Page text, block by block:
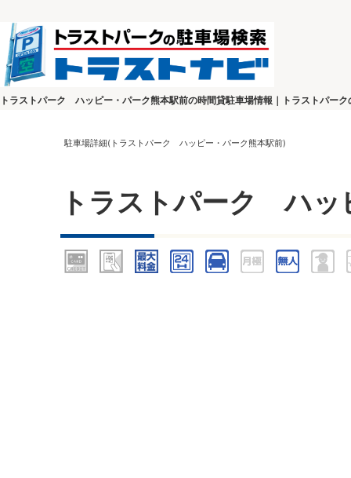
トラストパーク ハッピー・パーク熊本駅前の時間貸駐車場情報｜トラストパーク
駐車場詳細(トラストパーク ハッピー・パーク熊本駅前)
トラストパーク ハッ